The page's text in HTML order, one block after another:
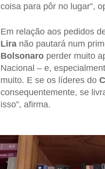
coisa para pôr no lugar”,
Em relação aos pedidos
Liranão pautará num
Bolsonaroperder muito
Nacional – e,
muito. E se os líderes do
consequentemente, se
isso”, afirma.